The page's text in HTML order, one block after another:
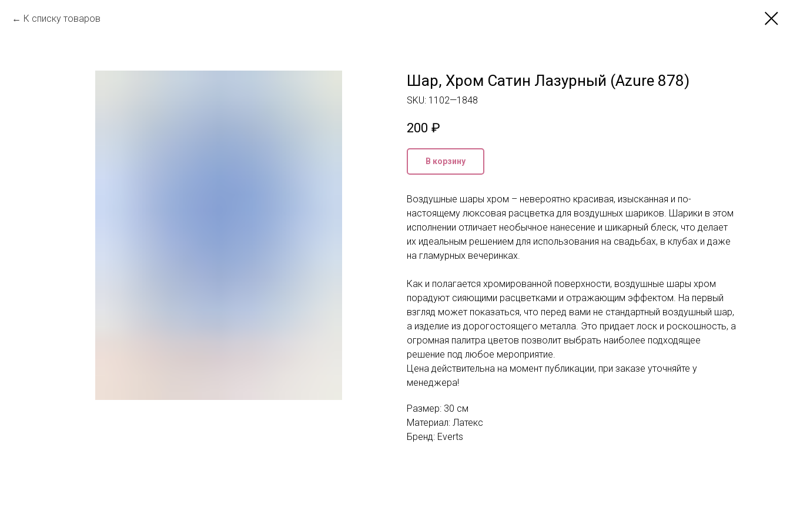
К списку товаров
Шар, Хром Сатин Лазурный (Azure 878)
SKU: 1102—1848
200 ₽
В корзину
Воздушные шары хром – невероятно красивая, изысканная и по-
настоящему люксовая расцветка для воздушных шариков. Шарики в этом
исполнении отличает необычное нанесение и шикарный блеск, что делает
их идеальным решением для использования на свадьбах, в клубах и даже
на гламурных вечеринках.
Как и полагается хромированной поверхности, воздушные шары хром
порадуют сияющими расцветками и отражающим эффектом. На первый
взгляд может показаться, что перед вами не стандартный воздушный шар,
а изделие из дорогостоящего металла. Это придает лоск и роскошность, а
огромная палитра цветов позволит выбрать наиболее подходящее
решение под любое мероприятие.
Цена действительна на момент публикации, при заказе уточняйте у
менеджера!
Размер: 30 см
Материал: Латекс
Бренд: Everts